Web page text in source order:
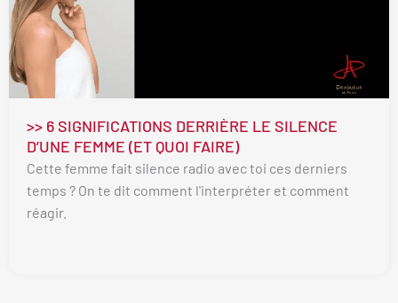
>> 6 SIGNIFICATIONS DERRIÈRE LE SILENCE
D’UNE FEMME (ET QUOI FAIRE)
Cette femme fait silence radio avec toi ces derniers
temps ? On te dit comment l'interpréter et comment
réagir.